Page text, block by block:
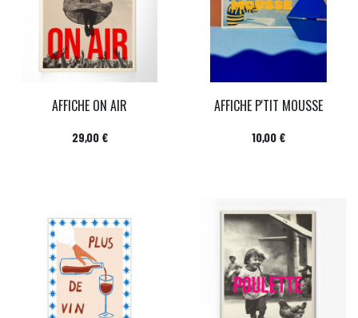
AFFICHE ON AIR
Prix
29,00 €
AFFICHE P'TIT MOUSSE
Prix
10,00 €